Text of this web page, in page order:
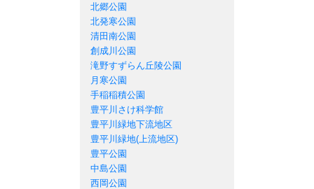
北郷公園
北発寒公園
清田南公園
創成川公園
滝野すずらん丘陵公園
月寒公園
手稲稲積公園
豊平川さけ科学館
豊平川緑地下流地区
豊平川緑地(上流地区)
豊平公園
中島公園
西岡公園